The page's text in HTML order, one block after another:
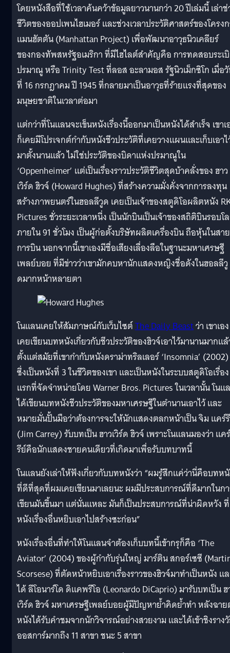
โดยหนังสือที่ใช้เวลาค้นคว้าข้อมูลยาวนานกว่า 20 ปีเล่มนี้ เล่าช่
ชีวิตของออปเพนไฮเมอร์ และช่วงเวลาประวัติศาสตร์ของโครง
แมนฮัตตัน (Manhattan Project) เพื่อพัฒนาอาวุธนิวเคลียร์
ของกองทัพสหรัฐอเมริกา ที่มีไฮไลต์สำคัญคือ การทดสอบระเ
ปรมาณู หรือ Trinity Test ที่ลอส อะลามอส รัฐนิวเม็กซิโก เมื่อ
ที่ 16 กรกฎาคม ปี 1945 ที่กลายมาเป็นอาวุธที่ร้ายแรงที่สุดของ
มนุษยชาติในเวลาต่อมา
แต่กว่าที่โนแลนจะเข็นหนังเรื่องนี้ออกมาเป็นหนังได้สำเร็จ เขาเ
ก็เคยมีโปรเจกต์กำกับหนังชีวประวัติที่เคยวางแผนและเก็บเอา
มาตั้งนานแล้ว ไม่ใช่ประวัติของบิดาแห่งปรมาณูใน
‘Oppenheimer’ แต่เป็นเรื่องราวประวัติชีวิตสุดบ้าคลั่งของ ฮาว
เวิร์ด ฮิวจ์ (Howard Hughes) ที่สร้างความมั่งคั่งจากการลงทุน
สร้างภาพยนตร์ในฮอลลีวูด เคยเป็นเจ้าของสตูดิโอผลิตหนัง
Pictures ชั่วระยะเวลาหนึ่ง เป็นนักบินเป็นเจ้าของสถิติบินรอบโ
ภายใน 91 ชั่วโมง เป็นผู้ก่อตั้งบริษัทผลิตเครื่องบิน ถือหุ้นในสาย
การบิน นอกจากนี้เขาเองมีชื่อเสียงเลื่องลือในฐานะมหาเศรษฐี
เพลย์บอย ที่มีข่าวว่าเขามักคบหานักแสดงหญิงชื่อดังในฮอลลีวู
ดมากหน้าหลายตา
โนแลนเคยให้สัมภาษณ์กับเว็บไซต์The Daily Beastว่า เขาเอง
เคยเขียนบทหนังเกี่ยวกับชีวประวัติของฮิวจ์เอาไว้มานานมากแ
ตั้งแต่สมัยที่เขากำกับหนังดราม่าทริลเลอร์ ‘Insomnia’ (2002)
ซึ่งเป็นหนังที่ 3 ในชีวิตของเขา และเป็นหนังในระบบสตูดิโอเรื่อง
แรกที่จัดจำหน่ายโดย Warner Bros. Pictures ในเวลานั้น โนแ
ได้เขียนบทหนังชีวประวัติของมหาเศรษฐีในตำนานเอาไว้ และ
หมายมั่นปั้นมือว่าต้องการจะให้นักแสดงตลกหน้าเป็น จิม แคร์
(Jim Carrey) รับบทเป็น ฮาวเวิร์ด ฮิวจ์ เพราะโนแลนมองว่า แคร์
รีย์คือนักแสดงชายคนเดียวที่เกิดมาเพื่อรับบทบาทนี้
โนแลนยังเล่าให้ฟังเกี่ยวกับบทหนังว่า “ผมรู้สึกแค่ว่านี่คือบทห
ที่ดีที่สุดที่ผมเคยเขียนมาเลยนะ ผมมีประสบการณ์ที่ดีมากในก
เขียนมันขึ้นมา แต่นั่นแหละ มันก็เป็นประสบการณ์ที่น่าผิดหวัง ที่
หนังเรื่องอื่นหยิบเอาไปสร้างซะก่อน”
หนังเรื่องอื่นที่ทำให้โนแลนจำต้องเก็บบทนี้เข้ากรุก็คือ ‘The
Aviator’ (2004) ของผู้กำกับรุ่นใหญ่ มาร์ติน สกอร์เซซี
Scorsese) ที่ตัดหน้าหยิบเอาเรื่องราวของฮิวจ์มาทำเป็นหนัง แ
ได้ ลีโอนาร์โด ดิแคพรีโอ (Leonardo DiCaprio) มารับบทเป็น ฮ
เวิร์ด ฮิวจ์ มหาเศรษฐีเพลย์บอยผู้มีปัญหาย้ำคิดย้ำทำ หลังฉา
หนังได้รับคำชมจากนักวิจารณ์อย่างสวยงาม และได้เข้าชิงราง
ออสการ์มากถึง 11 สาขา ชนะ 5 สาขา